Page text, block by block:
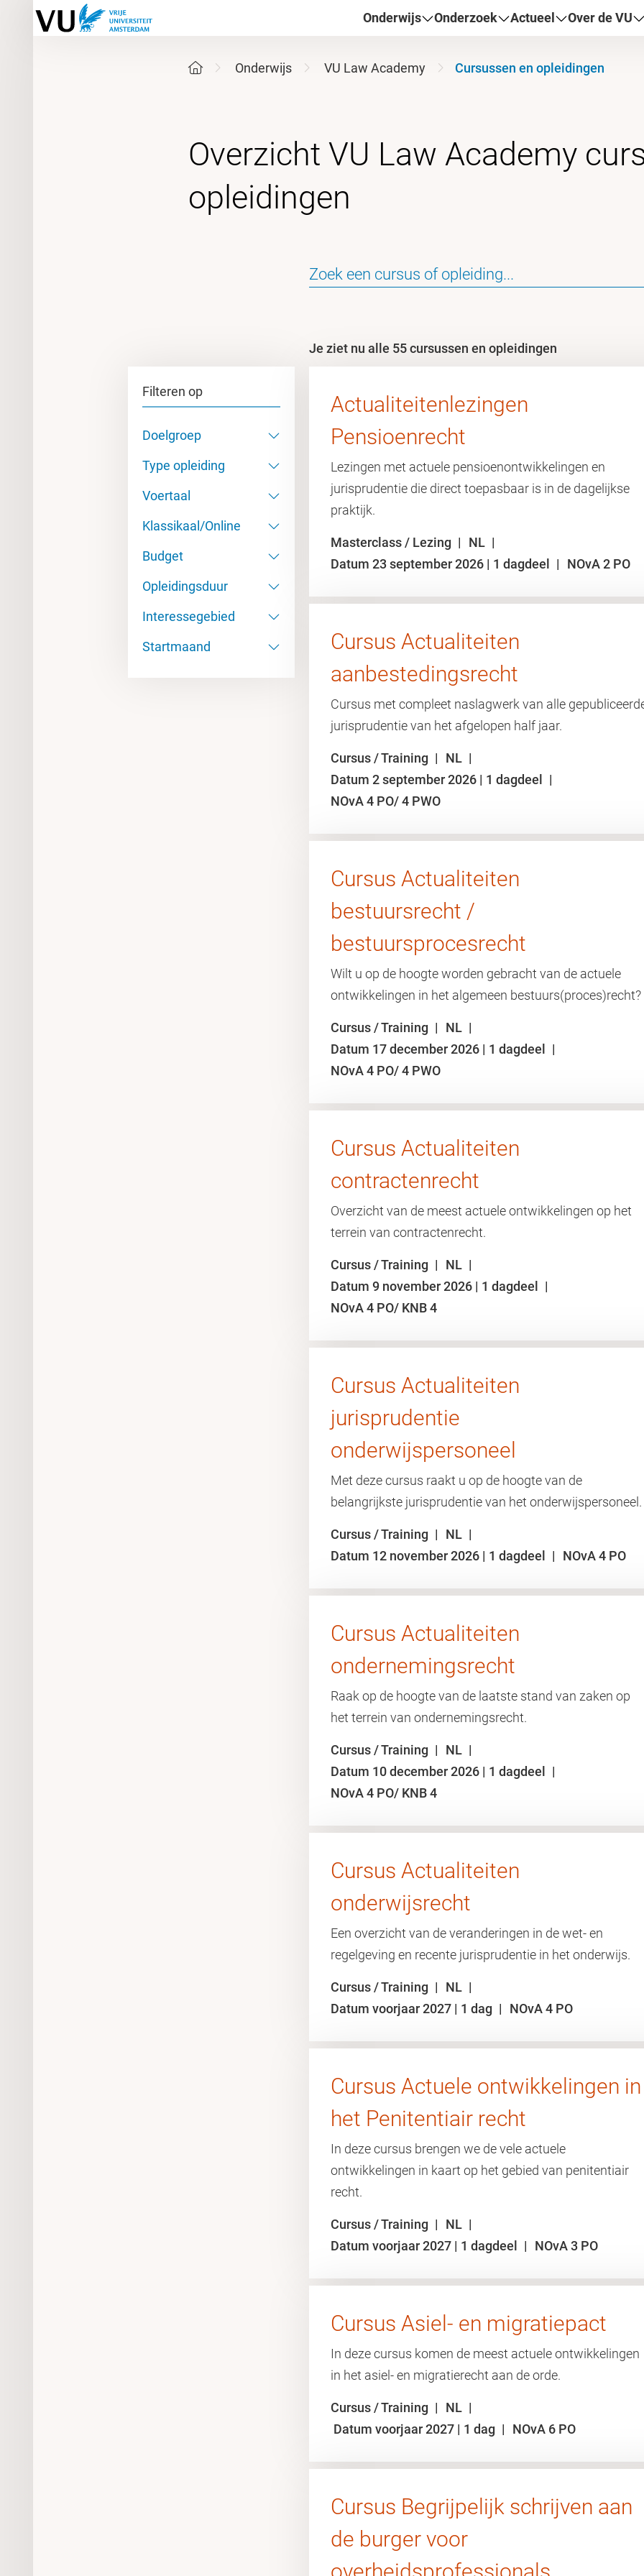
Onderwijs Onderzoek Actueel Over de VU
Onderwijs VU Law Academy Cursussen en opleidingen
Overzicht VU Law Academy
Je ziet nu alle 55 cursussen en opleidingen
Filteren op
Doelgroep
Type opleiding
Voertaal
Klassikaal/Online
Budget
Opleidingsduur
Interessegebied
Startmaand
Actualiteitenlezingen
Pensioenrecht
Lezingen met actuele pensioenontwikkelingen en
jurisprudentie die direct toepasbaar is in de dagelijkse
praktijk.
Masterclass / Lezing
NL
Datum 23 september 2026 | 1 dagdeel
NOvA 2 PO
Cursus Actualiteiten
aanbestedingsrecht
Cursus met compleet naslagwerk van alle
jurisprudentie van het afgelopen half jaar.
Cursus / Training
NL
Datum 2 september 2026 | 1 dagdeel
NOvA 4 PO/ 4 PWO
Cursus Actualiteiten
bestuursrecht /
bestuursprocesrecht
Wilt u op de hoogte worden gebracht van de actuele
ontwikkelingen in het algemeen bestuurs(proces)recht?
Cursus / Training
NL
Datum 17 december 2026 | 1 dagdeel
NOvA 4 PO/ 4 PWO
Cursus Actualiteiten
contractenrecht
Overzicht van de meest actuele ontwikkelingen op het
terrein van contractenrecht.
Cursus / Training
NL
Datum 9 november 2026 | 1 dagdeel
NOvA 4 PO/ KNB 4
Cursus Actualiteiten
jurisprudentie
onderwijspersoneel
Met deze cursus raakt u op de hoogte van de
belangrijkste jurisprudentie van het onderwijspersoneel.
Cursus / Training
NL
Datum 12 november 2026 | 1 dagdeel
NOvA 4 PO
Cursus Actualiteiten
ondernemingsrecht
Raak op de hoogte van de laatste stand van zaken op
het terrein van ondernemingsrecht.
Cursus / Training
NL
Datum 10 december 2026 | 1 dagdeel
NOvA 4 PO/ KNB 4
Cursus Actualiteiten
onderwijsrecht
Een overzicht van de veranderingen in de wet- en
regelgeving en recente jurisprudentie in het onderwijs.
Cursus / Training
NL
Datum voorjaar 2027 | 1 dag
NOvA 4 PO
Cursus Actuele ontwikkelingen in
het Penitentiair recht
In deze cursus brengen we de vele actuele
ontwikkelingen in kaart op het gebied van penitentiair
recht.
Cursus / Training
NL
Datum voorjaar 2027 | 1 dagdeel
NOvA 3 PO
Cursus Asiel- en migratiepact
In deze cursus komen de meest actuele ontwikkelingen
in het asiel- en migratierecht aan de orde.
Cursus / Training
NL
Datum voorjaar 2027 | 1 dag
NOvA 6 PO
Cursus Begrijpelijk schrijven aan
de burger voor